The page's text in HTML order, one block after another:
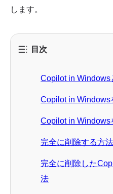
します。
目次
Copilot in Windows
Copilot in Windows
Copilot in Windows
完全に削除する方法
完全に削除した
法